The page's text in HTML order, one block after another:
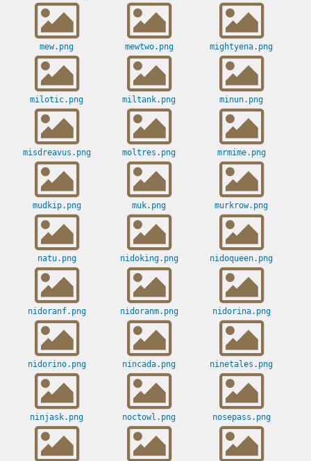
mew.png mewtwo.png mightyena.png
milotic.png miltank.png minun.png
misdreavus.png moltres.png mrmime.png
mudkip.png muk.png murkrow.png
natu.png nidoking.png nidoqueen.png
nidoranf.png nidoranm.png nidorina.png
nidorino.png nincada.png ninetales.png
ninjask.png noctowl.png nosepass.png